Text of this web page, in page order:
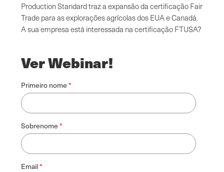
Production Standard traz a expansão da certificação Fair
Trade para as explorações agrícolas dos EUA e Canadá.
A sua empresa está interessada na certificação FTUSA?
Ver Webinar!
Primeiro nome
Sobrenome
Email